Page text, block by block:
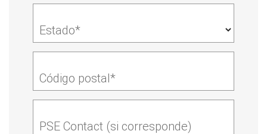
Estado*
Código postal*
PSE Contact (si corresponde)